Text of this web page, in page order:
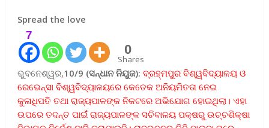
Spread the love
7
0
Shares
ଭୁବନେଶ୍ୱର,10/9 (ସନ୍ଧାନ ନିୟୁଜ): ବ୍ରହ୍ମପୁର ବିଶ୍ୱବିଦ୍ୟାଳୟ ଓ
ରେଭେନ୍ସା ବିଶ୍ୱବିଦ୍ୟାଳୟରେ କେତେକ ଅନିୟମିତତା ନେଇ
କୁଳାଧିପତି ତଥା ରାଜ୍ୟପାଳଙ୍କ ନିକଟରେ ଅଭିଯୋଗ ହୋଇଥିଲା। ଏହା
ଉପରେ ତଦନ୍ତ ପାଇଁ ରାଜ୍ୟପାଳଙ୍କ ସଚିବାଳୟ ପକ୍ଷରୁ ଉଚ୍ଚଶିକ୍ଷା